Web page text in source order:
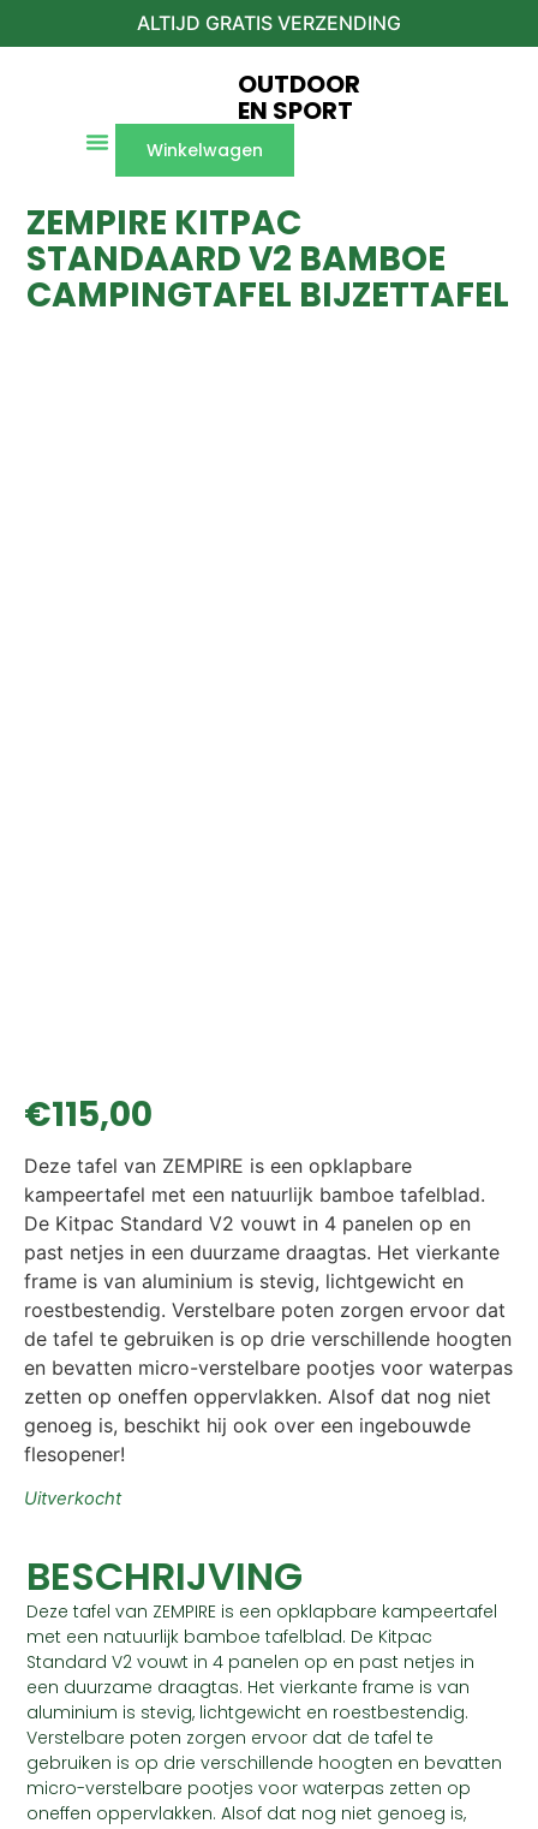
ALTIJD GRATIS VERZENDING
OUTDOOR
EN SPORT
Winkelwagen
ZEMPIRE KITPAC
STANDAARD V2 BAMBOE
CAMPINGTAFEL BIJZETTAFEL
€115,00
Deze tafel van ZEMPIRE is een opklapbare
kampeertafel met een natuurlijk bamboe tafelblad.
De Kitpac Standard V2 vouwt in 4 panelen op en
past netjes in een duurzame draagtas. Het vierkante
frame is van aluminium is stevig, lichtgewicht en
roestbestendig. Verstelbare poten zorgen ervoor dat
de tafel te gebruiken is op drie verschillende hoogten
en bevatten micro-verstelbare pootjes voor waterpas
zetten op oneffen oppervlakken. Alsof dat nog niet
genoeg is, beschikt hij ook over een ingebouwde
flesopener!
Uitverkocht
BESCHRIJVING
Deze tafel van ZEMPIRE is een opklapbare kampeertafel
met een natuurlijk bamboe tafelblad. De Kitpac
Standard V2 vouwt in 4 panelen op en past netjes in
een duurzame draagtas. Het vierkante frame is van
aluminium is stevig, lichtgewicht en roestbestendig.
Verstelbare poten zorgen ervoor dat de tafel te
gebruiken is op drie verschillende hoogten en bevatten
micro-verstelbare pootjes voor waterpas zetten op
oneffen oppervlakken. Alsof dat nog niet genoeg is,